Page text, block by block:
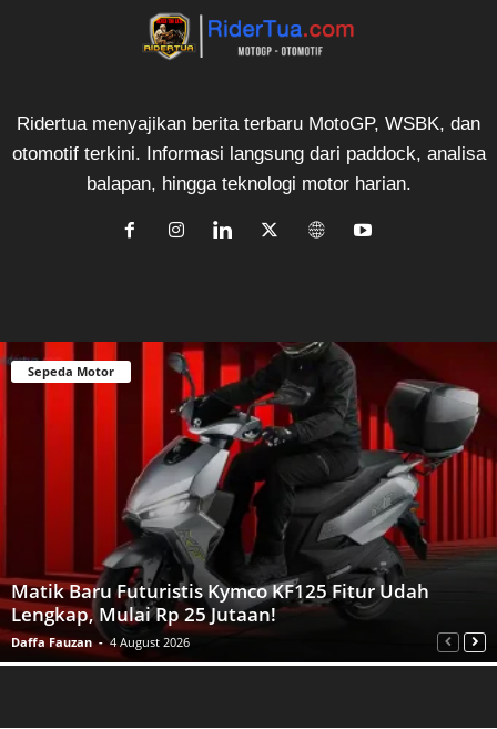
Ridertua menyajikan berita terbaru MotoGP, WSBK, dan
otomotif terkini. Informasi langsung dari paddock, analisa
balapan, hingga teknologi motor harian.
Sepeda Motor
Matik Baru Futuristis Kymco KF125 Fitur Udah
Lengkap, Mulai Rp 25 Jutaan!
Daffa Fauzan - 4 August 2026